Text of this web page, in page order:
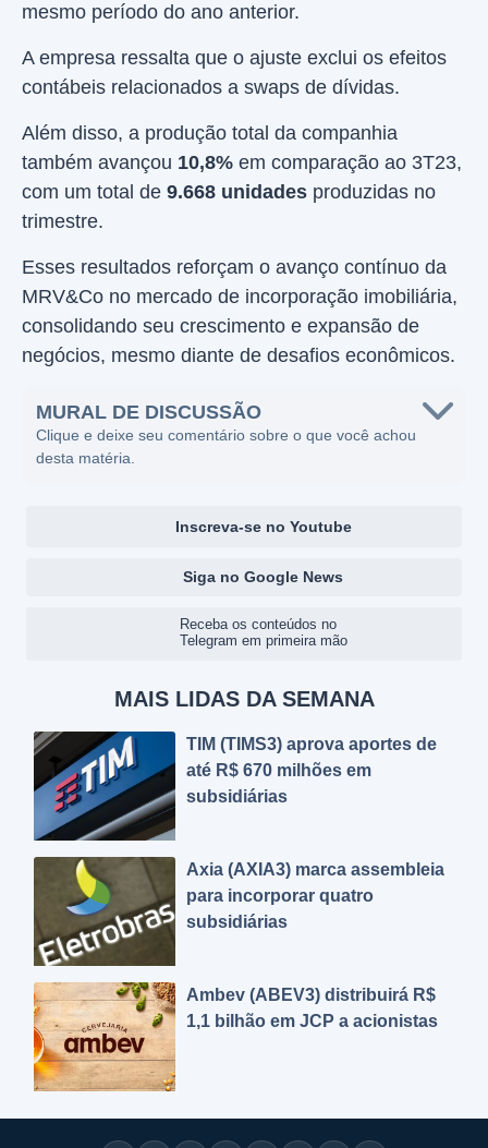
mesmo período do ano anterior.
A empresa ressalta que o ajuste exclui os efeitos
contábeis relacionados a swaps de dívidas.
Além disso, a produção total da companhia
também avançou 10,8% em comparação ao 3T23,
com um total de 9.668 unidades produzidas no
trimestre.
Esses resultados reforçam o avanço contínuo da
MRV&Co no mercado de incorporação imobiliária,
consolidando seu crescimento e expansão de
negócios, mesmo diante de desafios econômicos.
MURAL DE DISCUSSÃO
Clique e deixe seu comentário sobre o que você achou
desta matéria.
Inscreva-se no Youtube
Siga no Google News
Receba os conteúdos no
Telegram em primeira mão
MAIS LIDAS DA SEMANA
TIM (TIMS3) aprova aportes de
até R$ 670 milhões em
subsidiárias
Axia (AXIA3) marca assembleia
para incorporar quatro
subsidiárias
Ambev (ABEV3) distribuirá R$
1,1 bilhão em JCP a acionistas